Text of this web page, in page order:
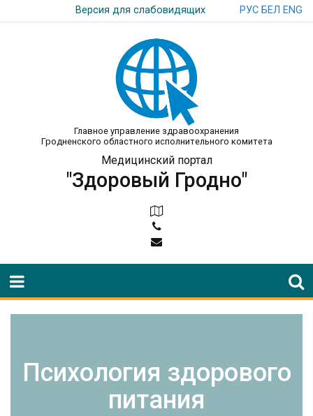
Версия для слабовидящих РУС БЕЛ ENG
Главное управление здравоохранения
Гродненского областного исполнительного комитета
Медицинский портал
"Здоровый Гродно"
Психология здорового
питания